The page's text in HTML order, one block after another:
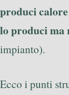
produci
lo produci ma
impianto).
Ecco i punti